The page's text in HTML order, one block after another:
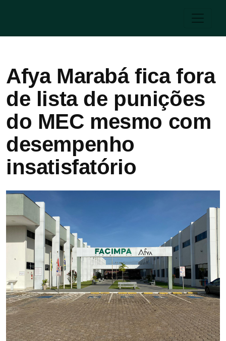
Afya Marabá fica fora
de lista de punições
do MEC mesmo com
desempenho
insatisfatório